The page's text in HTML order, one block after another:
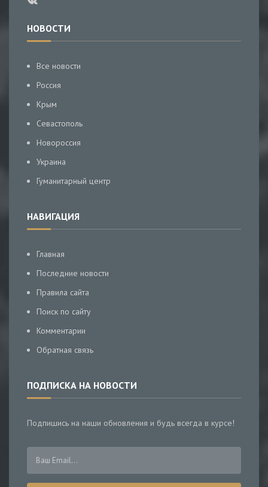
НОВОСТИ
Все новости
Россия
Крым
Севастополь
Новороссия
Украина
Гуманитарный центр
НАВИГАЦИЯ
Главная
Последние новости
Правила сайта
Поиск по сайту
Комментарии
Обратная связь
ПОДПИСКА НА НОВОСТИ
Подпишись на наши обновления и будь всегда в курсе!